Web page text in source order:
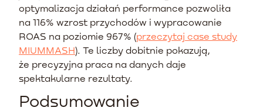
optymalizacja działań performance pozwoliła
na 116% wzrost przychodów i wypracowanie
ROAS na poziomie 967% (przeczytaj case study
MIUMMASH). Te liczby dobitnie pokazują,
że precyzyjna praca na danych daje
spektakularne rezultaty.
Podsumowanie